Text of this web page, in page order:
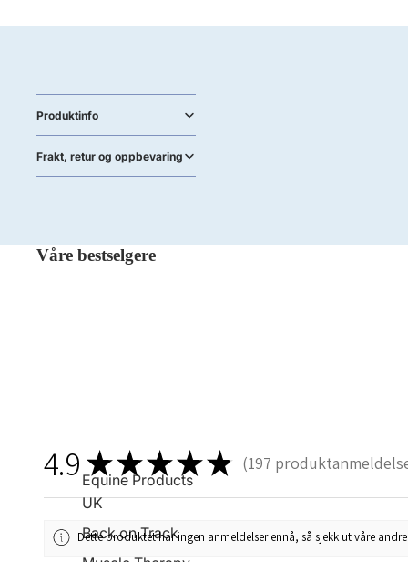
Equine Products
UK
Back on Track
Produktinfo
Frakt, retur og oppbevaring
Våre bestselgere
4.9 ★★★★★ 197
197
Dette produktet har ingen anmeldelser ennå, så sjekk ut våre